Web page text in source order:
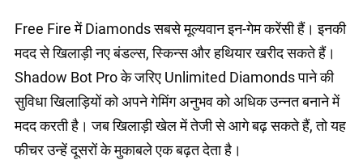
Free Fire में Diamonds सबसे मूल्यवान इन-गेम करेंसी हैं। इनकी
मदद से खिलाड़ी नए बंडल्स, स्किन्स और हथियार खरीद सकते हैं।
Shadow Bot Pro के जरिए Unlimited Diamonds पाने की
सुविधा खिलाड़ियों को अपने गेमिंग अनुभव को अधिक उन्नत बनाने में
मदद करती है। जब खिलाड़ी खेल में तेजी से आगे बढ़ सकते हैं, तो यह
फीचर उन्हें दूसरों के मुकाबले एक बढ़त देता है।